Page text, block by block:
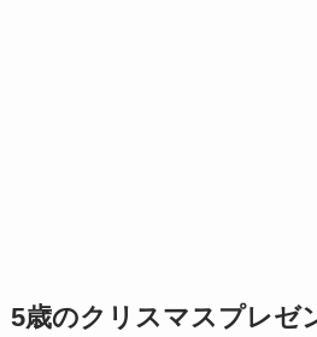
5歳のクリスマスプレゼ